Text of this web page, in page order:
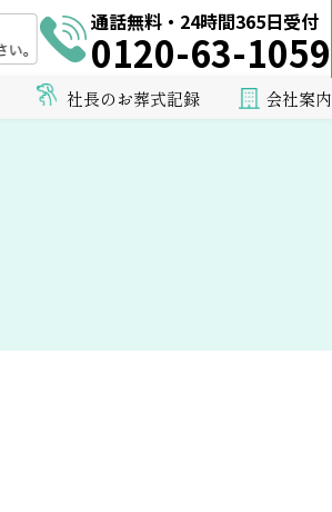
通話無料・24時間365日受付
0120-63-1059
社長のお葬式記録 会社案内